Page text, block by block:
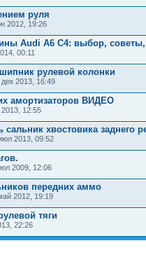
руля
2012, 19:26
Audi A6 C4: выбор,
00:11
рулевой колонки
2013, 16:49
амортизаторов ВИДЕО
12:55
сальник хвостовика заднего
2013, 09:52
2009, 12:06
передних аммо
2012, 19:19
тяги
22:26